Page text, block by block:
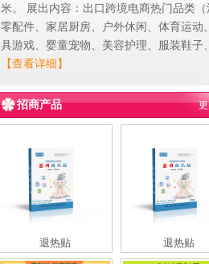
米。 展出内容：出口跨境电商热门品类（
零配件、家居厨房、户外休闲、体育运动
具游戏、婴童宠物、美容护理、服装鞋子
【查看详细】
招商产品
退热贴 退热贴